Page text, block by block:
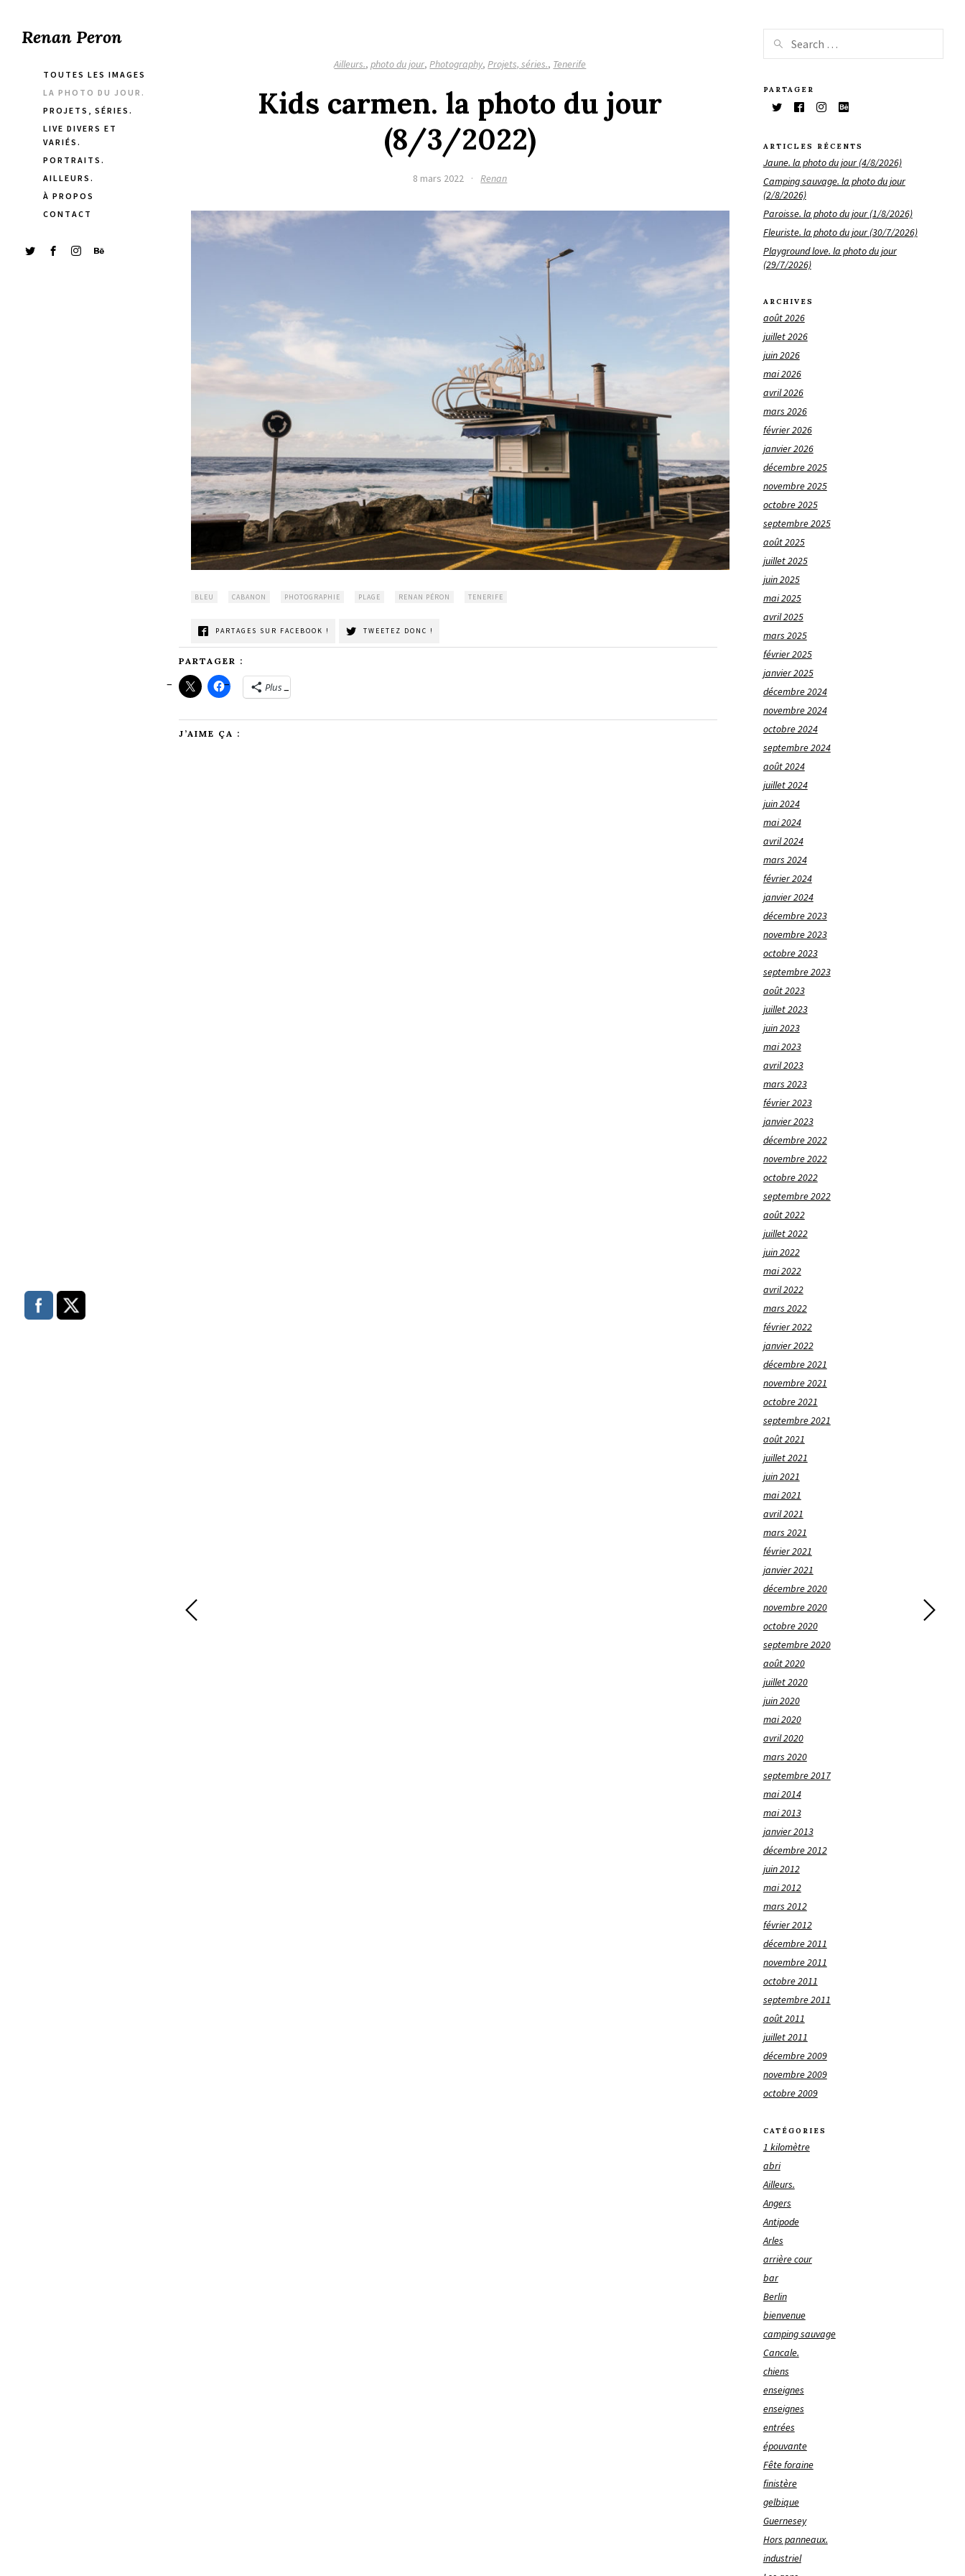
Renan Peron
TOUTES LES IMAGES
LA PHOTO DU JOUR.
PROJETS, SÉRIES.
LIVE DIVERS ET
VARIÉS.
PORTRAITS.
AILLEURS.
À PROPOS
CONTACT
Ailleurs.,photo du jour,Photography,Projets, séries., Tenerife
Kids carmen. la photo du jour
(8/3/2022)
8 mars 2022 · Renan
BLEU CABANON PHOTOGRAPHIE PLAGE RENAN PÉRON TENERIFE
PARTAGES SUR FACEBOOK ! TWEETEZ DONC !
PARTAGER :
Plus
J’AIME ÇA :
PARTAGER
ARTICLES RÉCENTS
Jaune. la photo du jour (4/8/2026)
Camping sauvage. la photo du jour
(2/8/2026)
Paroisse. la photo du jour (1/8/2026)
Fleuriste. la photo du jour (30/7/2026)
Playground love. la photo du jour
(29/7/2026)
ARCHIVES
août 2026
juillet 2026
juin 2026
mai 2026
avril 2026
mars 2026
février 2026
janvier 2026
décembre 2025
novembre 2025
octobre 2025
septembre 2025
août 2025
juillet 2025
juin 2025
mai 2025
avril 2025
mars 2025
février 2025
janvier 2025
décembre 2024
novembre 2024
octobre 2024
septembre 2024
août 2024
juillet 2024
juin 2024
mai 2024
avril 2024
mars 2024
février 2024
janvier 2024
décembre 2023
novembre 2023
octobre 2023
septembre 2023
août 2023
juillet 2023
juin 2023
mai 2023
avril 2023
mars 2023
février 2023
janvier 2023
décembre 2022
novembre 2022
octobre 2022
septembre 2022
août 2022
juillet 2022
juin 2022
mai 2022
avril 2022
mars 2022
février 2022
janvier 2022
décembre 2021
novembre 2021
octobre 2021
septembre 2021
août 2021
juillet 2021
juin 2021
mai 2021
avril 2021
mars 2021
février 2021
janvier 2021
décembre 2020
novembre 2020
octobre 2020
septembre 2020
août 2020
juillet 2020
juin 2020
mai 2020
avril 2020
mars 2020
septembre 2017
mai 2014
mai 2013
janvier 2013
décembre 2012
juin 2012
mai 2012
mars 2012
février 2012
décembre 2011
novembre 2011
octobre 2011
septembre 2011
août 2011
juillet 2011
décembre 2009
novembre 2009
octobre 2009
CATÉGORIES
1 kilomètre
abri
Ailleurs.
Angers
Antipode
Arles
arrière cour
bar
Berlin
bienvenue
camping sauvage
Cancale.
chiens
enseignes
enseignes
entrées
épouvante
Fête foraine
finistère
gelbique
Guernesey
Hors panneaux.
industriel